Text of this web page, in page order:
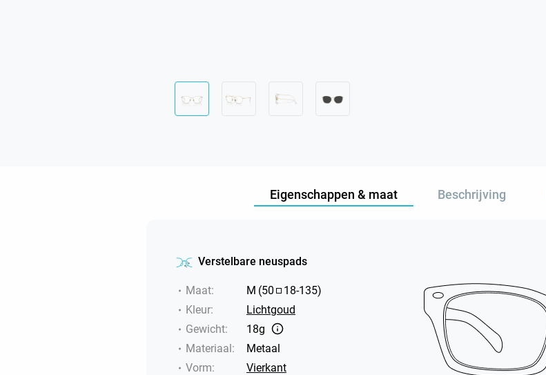
Eigenschappen & maat Beschrijving
Verstelbare neuspads
Maat: M (50 18-135)
Kleur:
Lichtgoud
Gewicht:
18g
Materiaal:
Metaal
Vorm:
Vierkant